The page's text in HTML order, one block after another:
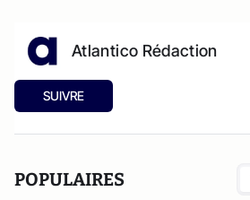
Atlantico Rédaction
SUIVRE
POPULAIRES